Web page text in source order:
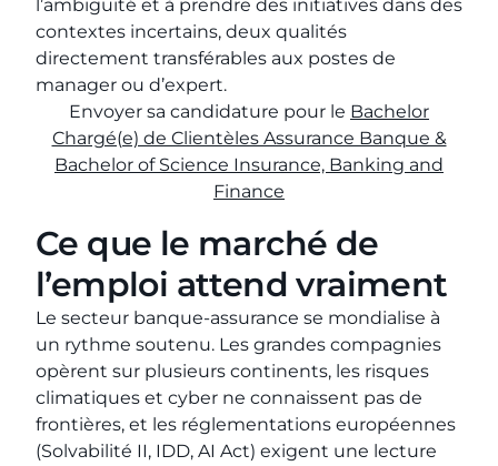
l’ambiguïté et à prendre des initiatives dans des
contextes incertains, deux qualités
directement transférables aux postes de
manager ou d’expert.
Envoyer sa candidature pour le Bachelor
Chargé(e) de Clientèles Assurance Banque &
Bachelor of Science Insurance, Banking and
Finance
Ce que le marché de
l’emploi attend vraiment
Le secteur banque-assurance se mondialise à
un rythme soutenu. Les grandes compagnies
opèrent sur plusieurs continents, les risques
climatiques et cyber ne connaissent pas de
frontières, et les réglementations européennes
(Solvabilité II, IDD, AI Act) exigent une lecture